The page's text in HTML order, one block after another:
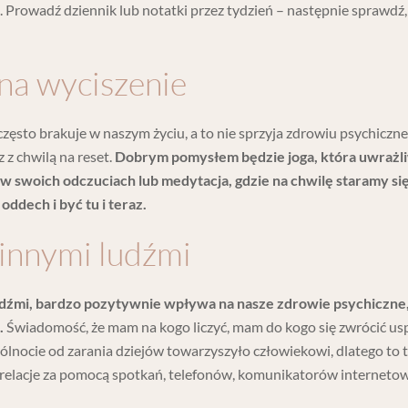
Prowadź dziennik lub notatki przez tydzień – następnie
wyciszenie
brakuje w naszym życiu, a to nie sprzyja zdrowiu
z chwilą na reset. Dobrym pomysłem będzie joga, która
swoich odczuciach lub medytacja, gdzie na chwilę staramy
i być tu i teraz.
ludźmi
bardzo pozytywnie wpływa na nasze zdrowie
Świadomość, że mam na kogo liczyć, mam do kogo się zwrócić
od zarania dziejów towarzyszyło człowiekowi, dlatego to
za pomocą spotkań, telefonów, komunikatorów